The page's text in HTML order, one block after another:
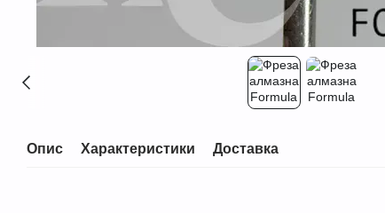
Опис Характеристики Доставка